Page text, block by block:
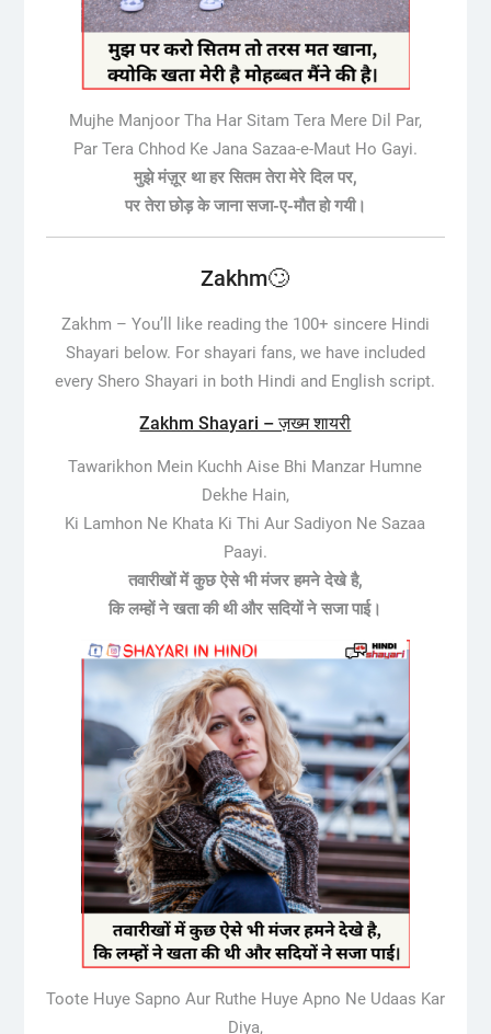
Mujhe Manjoor Tha Har Sitam Tera Mere Dil Par,
Par Tera Chhod Ke Jana Sazaa-e-Maut Ho Gayi.
मुझे मंज़ूर था हर सितम तेरा मेरे दिल पर,
पर तेरा छोड़ के जाना सजा-ए-मौत हो गयी।
Zakhm🙄
Zakhm – You’ll like reading the 100+ sincere Hindi
Shayari below. For shayari fans, we have included
every Shero Shayari in both Hindi and English script.
Zakhm Shayari – ज़ख्म शायरी
Tawarikhon Mein Kuchh Aise Bhi Manzar Humne
Dekhe Hain,
Ki Lamhon Ne Khata Ki Thi Aur Sadiyon Ne Sazaa
Paayi.
तवारीखों में कुछ ऐसे भी मंजर हमने देखे है,
कि लम्हों ने खता की थी और सदियों ने सजा पाई।
Toote Huye Sapno Aur Ruthe Huye Apno Ne Udaas Kar
Diya,